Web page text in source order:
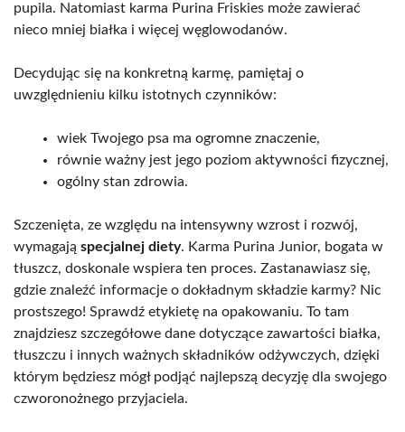
pupila. Natomiast karma Purina Friskies może zawierać
nieco mniej białka i więcej węglowodanów.
Decydując się na konkretną karmę, pamiętaj o
uwzględnieniu kilku istotnych czynników:
wiek Twojego psa ma ogromne znaczenie,
równie ważny jest jego poziom aktywności fizycznej,
ogólny stan zdrowia.
Szczenięta, ze względu na intensywny wzrost i rozwój,
wymagają specjalnej diety. Karma Purina Junior, bogata w
tłuszcz, doskonale wspiera ten proces. Zastanawiasz się,
gdzie znaleźć informacje o dokładnym składzie karmy? Nic
prostszego! Sprawdź etykietę na opakowaniu. To tam
znajdziesz szczegółowe dane dotyczące zawartości białka,
tłuszczu i innych ważnych składników odżywczych, dzięki
którym będziesz mógł podjąć najlepszą decyzję dla swojego
czworonożnego przyjaciela.